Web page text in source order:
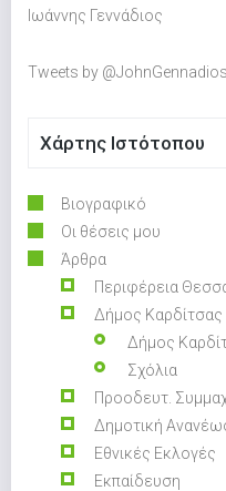
Ιωάννης Γεννάδιος
Tweets by @JohnGennadios
Χάρτης Ιστότοπου
Βιογραφικό
Οι θέσεις μου
Άρθρα
Περιφέρεια
Δήμος Καρδίτσας
Δήμος
Σχόλια
Προοδευτ.
Δημοτική
Εθνικές Εκλογές
Εκπαίδευση